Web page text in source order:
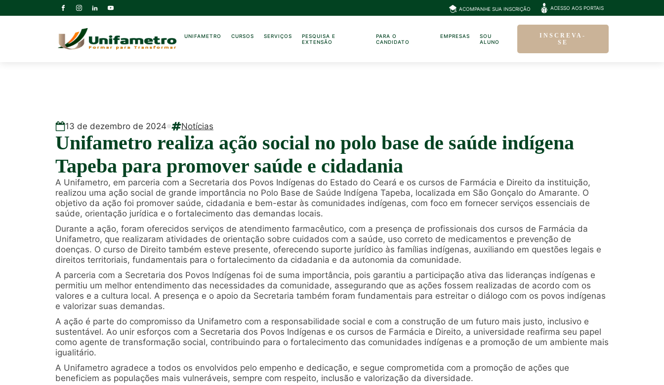
ACOMPANHE SUA INSCRIÇÃO ACESSO AOS PORTAIS
UNIFAMETRO CURSOS SERVIÇOS
PESQUISA E
EXTENSÃO
PARA O
CANDIDATO
EMPRESAS
SOU
ALUNO
INSCREVA-
SE
13 de dezembro de 2024 Notícias
Unifametro realiza ação social no polo base de saúde indígena
Tapeba para promover saúde e cidadania
A Unifametro, em parceria com a Secretaria dos Povos Indígenas do Estado do Ceará e os cursos de Farmácia e Direito da instituição,
realizou uma ação social de grande importância no Polo Base de Saúde Indígena Tapeba, localizada em São Gonçalo do Amarante. O
objetivo da ação foi promover saúde, cidadania e bem-estar às comunidades indígenas, com foco em fornecer serviços essenciais de
saúde, orientação jurídica e o fortalecimento das demandas locais.
Durante a ação, foram oferecidos serviços de atendimento farmacêutico, com a presença de profissionais dos cursos de Farmácia da
Unifametro, que realizaram atividades de orientação sobre cuidados com a saúde, uso correto de medicamentos e prevenção de
doenças. O curso de Direito também esteve presente, oferecendo suporte jurídico às famílias indígenas, auxiliando em questões legais e
direitos territoriais, fundamentais para o fortalecimento da cidadania e da autonomia da comunidade.
A parceria com a Secretaria dos Povos Indígenas foi de suma importância, pois garantiu a participação ativa das lideranças indígenas e
permitiu um melhor entendimento das necessidades da comunidade, assegurando que as ações fossem realizadas de acordo com os
valores e a cultura local. A presença e o apoio da Secretaria também foram fundamentais para estreitar o diálogo com os povos indígenas
e valorizar suas demandas.
A ação é parte do compromisso da Unifametro com a responsabilidade social e com a construção de um futuro mais justo, inclusivo e
sustentável. Ao unir esforços com a Secretaria dos Povos Indígenas e os cursos de Farmácia e Direito, a universidade reafirma seu papel
como agente de transformação social, contribuindo para o fortalecimento das comunidades indígenas e a promoção de um ambiente mais
igualitário.
A Unifametro agradece a todos os envolvidos pelo empenho e dedicação, e segue comprometida com a promoção de ações que
beneficiem as populações mais vulneráveis, sempre com respeito, inclusão e valorização da diversidade.